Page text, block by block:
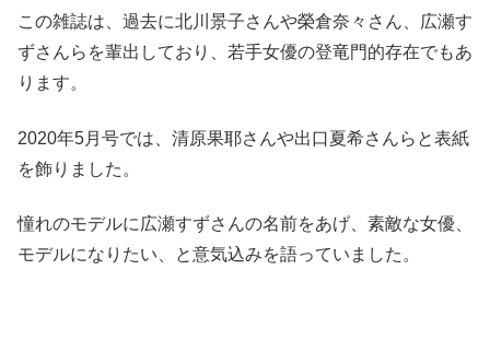
この雑誌は、過去に北川景子さんや榮倉奈々さん、広瀬す
ずさんらを輩出しており、若手女優の登竜門的存在でもあ
ります。
2020年5月号では、清原果耶さんや出口夏希さんらと表紙
を飾りました。
憧れのモデルに広瀬すずさんの名前をあげ、素敵な女優、
モデルになりたい、と意気込みを語っていました。